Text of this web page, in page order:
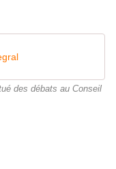
des débats au Conseil